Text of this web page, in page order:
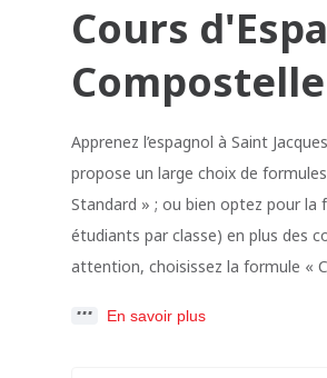
Cours
Compostelle
Apprenez l’espagnol à Saint
propose un large choix de
Standard » ; ou bien optez pour
étudiants par classe) en plus des
attention, choisissez la formule «
En savoir plus